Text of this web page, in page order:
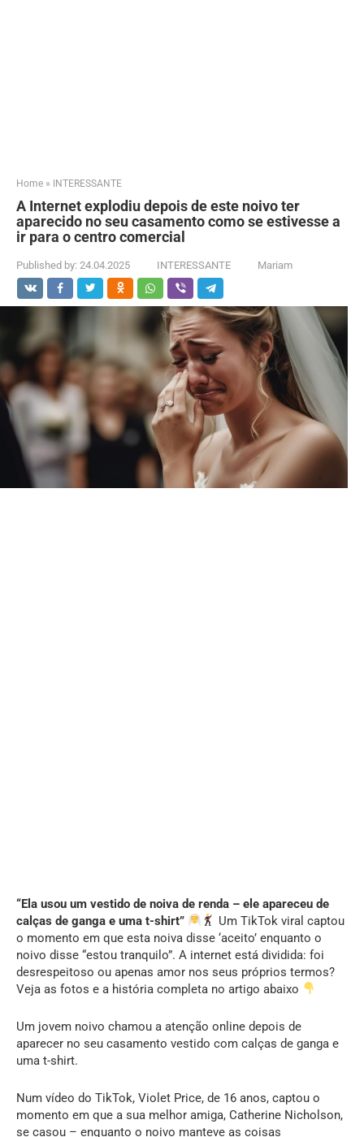
Home » INTERESSANTE
A Internet explodiu depois de este noivo ter
aparecido no seu casamento como se estivesse a
ir para o centro comercial
Published by: 24.04.2025 INTERESSANTE Mariam
“Ela usou um vestido de noiva de renda – ele apareceu de
calças de ganga e uma t-shirt”
Um TikTok viral captou
o momento em que esta noiva disse ‘aceito’ enquanto o
noivo disse “estou tranquilo”. A internet está dividida: foi
desrespeitoso ou apenas amor nos seus próprios termos?
Veja as fotos e a história completa no artigo abaixo
Um jovem noivo chamou a atenção online depois de
aparecer no seu casamento vestido com calças de ganga e
uma t-shirt.
Num vídeo do TikTok, Violet Price, de 16 anos, captou o
momento em que a sua melhor amiga, Catherine Nicholson,
se casou – enquanto o noivo manteve as coisas